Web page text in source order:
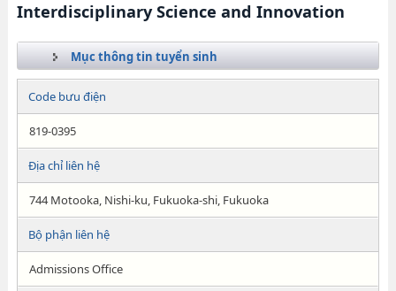
Interdisciplinary Science and Innovation
Mục thông tin tuyển sinh
Code bưu điện
819-0395
Địa chỉ liên hệ
744 Motooka, Nishi-ku, Fukuoka-shi, Fukuoka
Bộ phận liên hệ
Admissions Office